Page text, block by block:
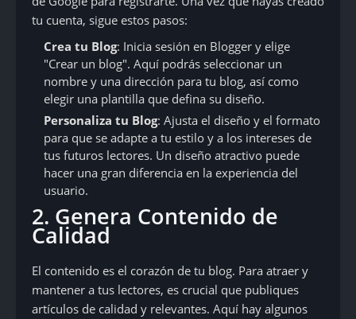
tu cuenta, sigue estos pasos:
Crea tu Blog: Inicia sesión en Blogger y elige
"Crear un blog". Aquí podrás seleccionar un
nombre y una dirección para tu blog, así como
elegir una plantilla que defina su diseño.
Personaliza tu Blog: Ajusta el diseño y el formato
para que se adapte a tu estilo y a los intereses de
tus futuros lectores. Un diseño atractivo puede
hacer una gran diferencia en la experiencia del
usuario.
2. Genera Contenido de
Calidad
El contenido es el corazón de tu blog. Para atraer y
mantener a tus lectores, es crucial que publiques
artículos de calidad y relevantes. Aquí hay algunos